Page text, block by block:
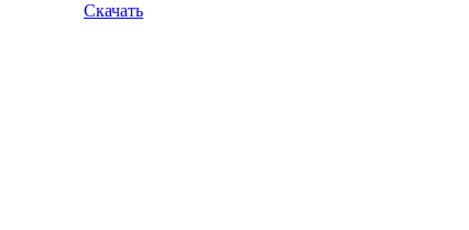
Скачать